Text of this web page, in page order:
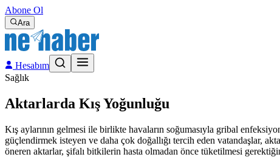
Abone Ol
Ara
Hesabım
Sağlık
Aktarlarda Kış Yoğunluğu
Kış aylarının gelmesi ile birlikte havaların soğumasıyla gribal
güçlendirmek isteyen ve daha çok doğallığı tercih eden vatandaşlar,
öneren aktarlar, şifalı bitkilerin hasta olmadan önce tüketilmesi